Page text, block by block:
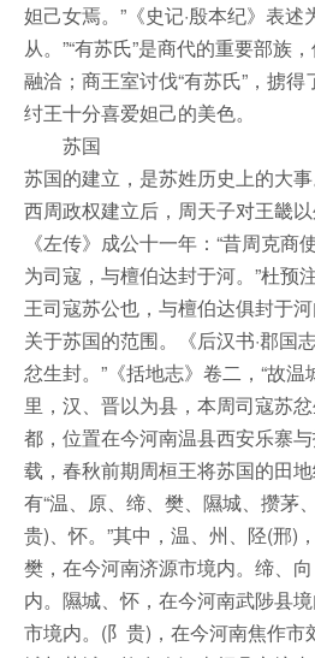
妲己女焉。”《史记·殷本纪》表述
从。”“有苏氏”是商代的重要部族
融洽；商王室讨伐“有苏氏”，掳
纣王十分喜爱妲己的美色。
苏国
苏国的建立，是苏姓历史上的大事
西周政权建立后，周天子对王畿以
《左传》成公十一年：“昔周克商
为司寇，与檀伯达封于河。”杜预
王司寇苏公也，与檀伯达俱封于河
关于苏国的范围。《后汉书·郡国
忿生封。”《括地志》卷二，“故
里，汉、晋以为县，本周司寇苏
都，位置在今河南温县西安乐寨
载，春秋前期周桓王将苏国的田
有“温、原、缔、樊、隰城、攒茅
贵)、怀。”其中，温、州、陉(邢)
樊，在今河南济源市境内。缔、
内。隰城、怀，在今河南武陟县
市境内。(阝贵)，在今河南焦作市